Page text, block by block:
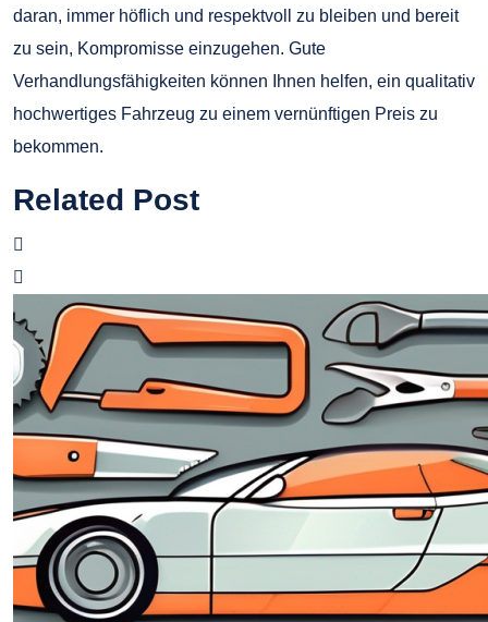
daran, immer höflich und respektvoll zu bleiben und bereit
zu sein, Kompromisse einzugehen. Gute
Verhandlungsfähigkeiten können Ihnen helfen, ein qualitativ
hochwertiges Fahrzeug zu einem vernünftigen Preis zu
bekommen.
Related Post